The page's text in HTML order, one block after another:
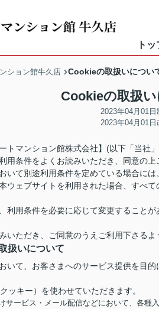
トッ
ション館牛久店 Cookieの取扱いについ
Cookieの取扱
2023年04月01日
2023年04月01日
トマンション館株式会社】(以下「当社
用条件をよくお読みいただき、同意の
いて別途利用条件を定めている場合に
ウェブサイトを利用された場合、すべ
利用条件を必要に応じて変更すること
いただき、ご同意のうえご利用下さるよ
扱いについて
いて、お客さまへのサービス提供を目
ッキー）を使わせていただきます。
サービス・メール配信などにおいて、各